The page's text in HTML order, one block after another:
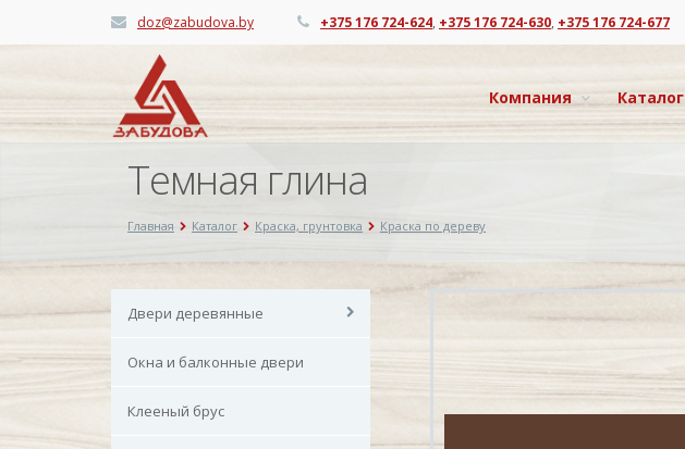
doz@zabudova.by +375 176 724-624, +375 176 724-630, +375 176 724-677
Компания Каталог
Темная глина
Главная Каталог Краска, грунтовка Краска по дереву
Двери деревянные
Окна и балконные двери
Клееный брус